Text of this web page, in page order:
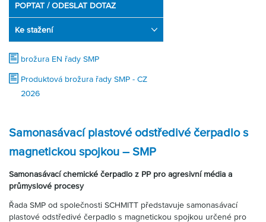
POPTAT / ODESLAT DOTAZ
Ke stažení
brožura EN řady SMP
Produktová brožura řady SMP - CZ
2026
Samonasávací plastové odstředivé čerpadlo s
magnetickou spojkou – SMP
Samonasávací chemické čerpadlo z PP pro agresivní média a
průmyslové procesy
Řada SMP od společnosti SCHMITT představuje samonasávací
plastové odstředivé čerpadlo s magnetickou spojkou určené pro